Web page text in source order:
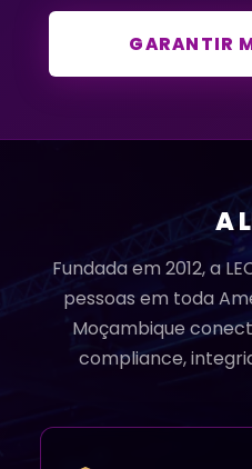
GARANTIR
A
Fundada em 2012, a
pessoas em toda
Moçambique
compliance,